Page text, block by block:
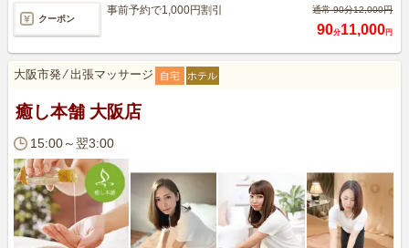
クーポン
事前予約で1,000円割引 通常 90分12,000円
90分11,000円
大阪市発 ⁄出張マッサージ ホテル
自宅
癒し本舗 大阪店
15:00～翌3:00